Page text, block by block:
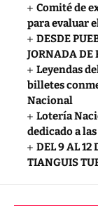
Comité de
para evaluar
DESDE
JORNADA DE
Leyendas
billetes
Nacional
Lotería
dedicado a
DEL 9 AL 12
TIANGUIS